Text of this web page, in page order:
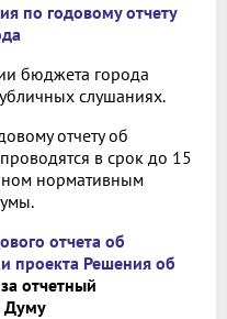
по годовому отчету
бюджета города
слушаниях.
отчету об
в срок до 15
нормативным
отчета об
и проекта Решения об
за отчетный
Думу